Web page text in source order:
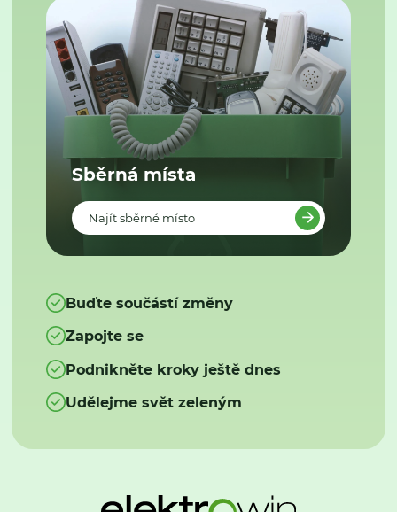
Sběrná místa
Najít sběrné místo
Buďte součástí změny
Zapojte se
Podnikněte kroky ještě dnes
Udělejme svět zeleným